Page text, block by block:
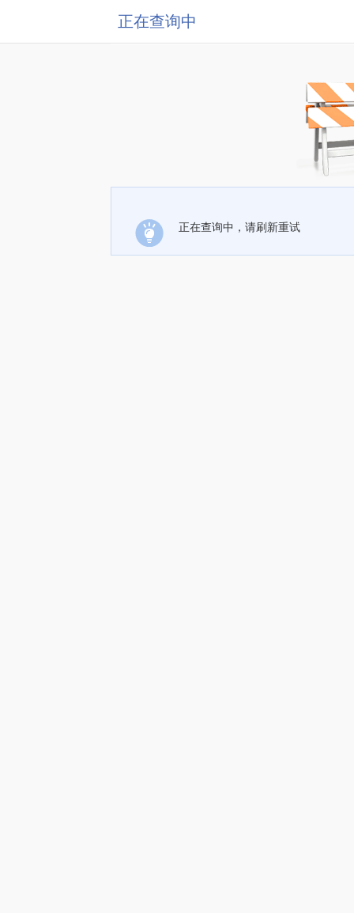
正在查询中
正在查询中，请刷新重试